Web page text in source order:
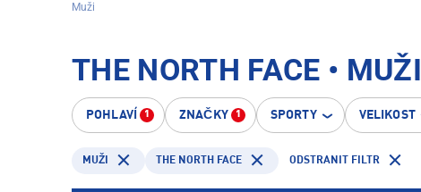
Muži
THE NORTH FACE • MUŽI
POHLAVÍ 1 ZNAČKY 1 SPORTY VELIKOST
MUŽI THE NORTH FACE ODSTRANIT FILTR